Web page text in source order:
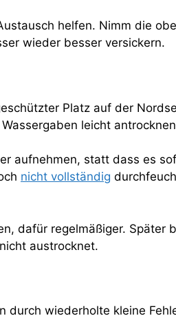
helfen. Nimm die
wieder besser versickern.
Platz auf der
leicht
aufnehmen, statt dass es
nicht vollständig
dafür regelmäßiger. Später
austrocknet.
wiederholte kleine